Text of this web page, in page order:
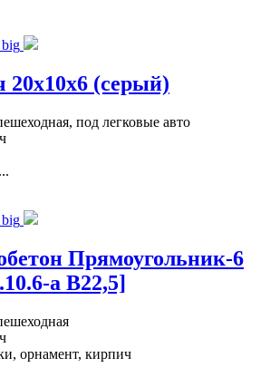
(серый)
под легковые авто
Прямоугольник-6
а В22,5]
орнамент, кирпич